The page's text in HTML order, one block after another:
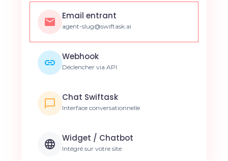
Email entrant
agent-slug@swiftask.ai
Webhook
Déclencher via API
Chat Swiftask
Interface conversationnelle
Widget / Chatbot
Intégré sur votre site